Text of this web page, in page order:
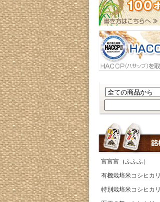
富富富（ふふふ）
有機栽培米コシヒカリ
特別栽培米コシヒカリ